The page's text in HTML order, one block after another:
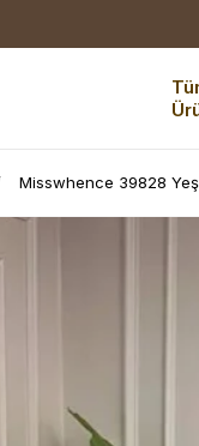
Misswhence 39828